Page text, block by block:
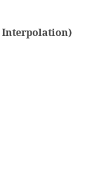
Interpolation)